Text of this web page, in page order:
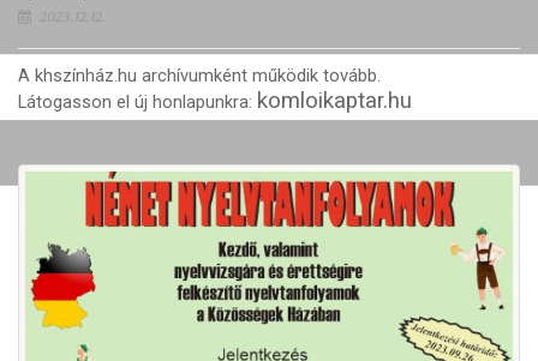
2023.12.12.
A khszínház.hu archívumként működik tovább.
Látogasson el új honlapunkra: komloikaptar.hu